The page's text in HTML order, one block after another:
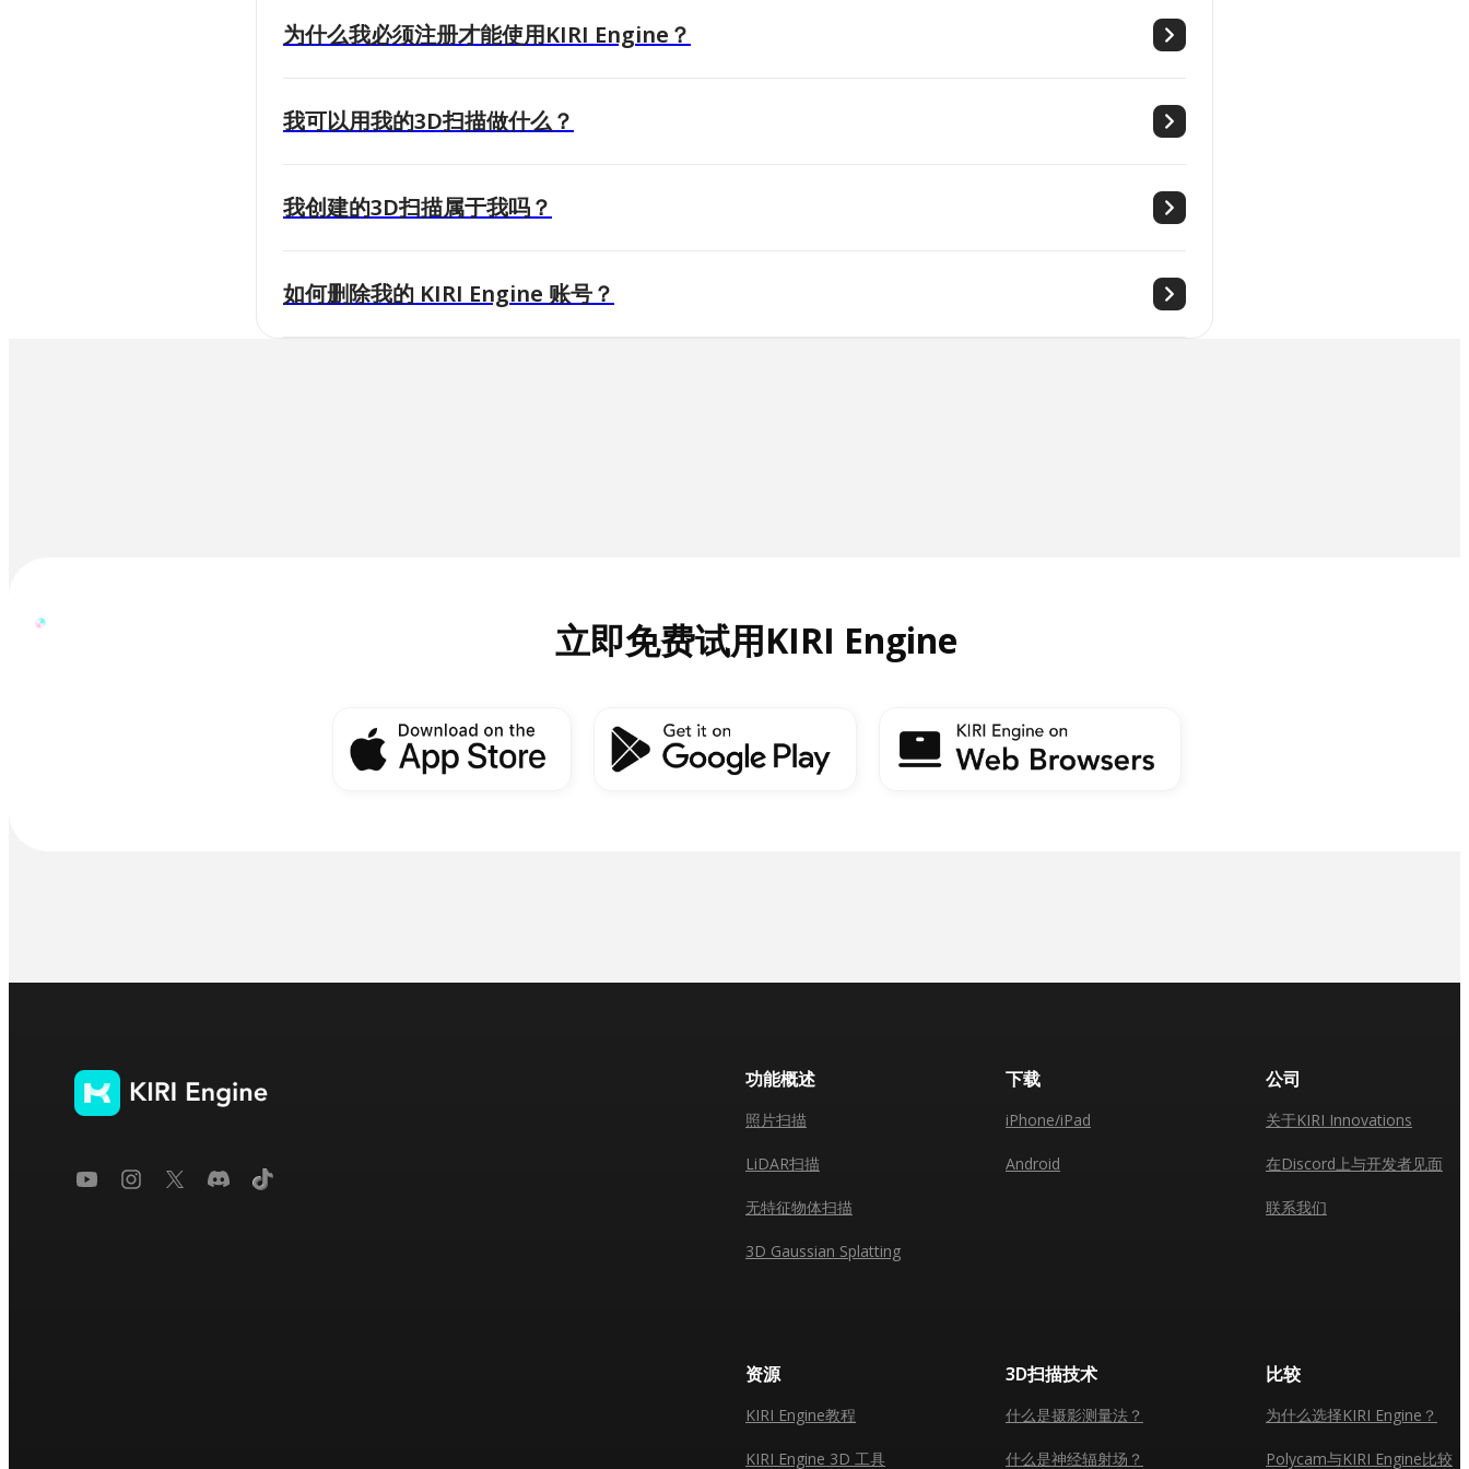
为什么我必须注册才能使用KIRI Engine？
我可以用我的3D扫描做什么？
我创建的3D扫描属于我吗？
如何删除我的 KIRI Engine 账号？
立即免费试用KIRI Engine
功能概述
照片扫描
LiDAR扫描
无特征物体扫描
3D Gaussian Splatting
下载
iPhone/iPad
Android
公司
关于KIRI Innovations
在Discord上与开发者见面
联系我们
资源
KIRI Engine教程
KIRI Engine 3D 工具
3D扫描技术
什么是摄影测量法？
什么是神经辐射场？
比较
为什么选择KIRI Engine？
Polycam与KIRI Engine比较